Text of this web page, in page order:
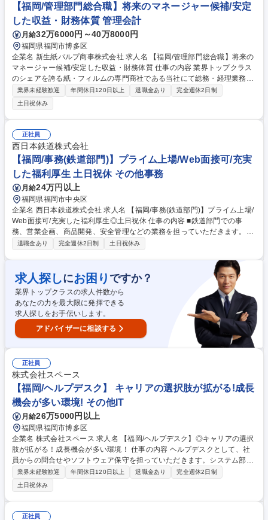
【福岡/管理部門総合職】将来のマネージャー候補/安定
した収益・財務体質 管理会計
月給32万6000円～40万8000円
福岡県福岡市博多区
企業名 新生紙パルプ商事株式会社 求人名 【福岡/管理部門総合職】将来の
マネージャー候補/安定した収益・財務体質 仕事の内容 業界トップクラス
のシェアを誇る紙・フィルムの専門商社である当社にて総務・経理業務中
心に管理部門全般の業務をお任せします。 【業務詳細】当社にて、将来の
幹部候補として総務・経理業務を中心に管理部門全般の業務お任せしま
す。 ・諸資料作成 ・新卒採用やキャリア採用等人事業務 ・総務業務・予
実管理 ・預金管理 ・月次/四半期/年次決算業務・売掛金/買掛金管理 ・与
信管理 ・その他管理部門の業務 など 募集職種 【福岡/管理部門総合職】将
来のマネージャー候補/安定した収益・財務体質
業界未経験歓迎 年間休日120日以上 退職金あり
完全週休2日制
土日祝休み
正社員
西日本鉄道株式会社
【福岡/事務(鉄道部門)】プライム上場/Web面接可/充実
した福利厚生 土日祝休 その他事務
月給24万円以上
福岡県福岡市中央区
企業名 西日本鉄道株式会社 求人名 【福岡/事務(鉄道部門)】プライム上場/
Web面接可/充実した福利厚生◎土日祝休 仕事の内容 ■鉄道部門での事
務、営業企画、商品開発、安全管理などの業務を担っていただきます。
【具体的には】 ■鉄道事業運営のための事業計画の策定や収益強化に繋が
いただきます。※これまでのご経験や適性に合わせてお任せする業務が異
なります 募集職種 【福岡/事務(鉄道部門)】プライム上場/Web面接可/充実
した福利厚生◎土日祝休
退職金あり 完全週休2日制 土日祝休み
求人探しにお困り ですか？
業界トップクラスの求人件数から
あなたの力を最大限に発揮できる
求人探しをお手伝いします。
アドバイザーに相談する
正社員
株式会社スペース
【福岡/ヘルプデスク】 キャリアの選択肢が拡がる!成長
機会が多い環境! その他IT
月給26万5000円以上
福岡県福岡市博多区
企業名 株式会社スペース 求人名 【福岡/ヘルプデスク】◎キャリアの選択
肢が拡がる！成長機会が多い環境！ 仕事の内容 ヘルプデスクとして、社
員からの問合せやソフトウェア保守を担っていただきます。システム部門
の専門性強化を図っており、将来的にはチーフとして活躍していただくこ
とを期待しております。 【具体的には】・社員からの問合せ ・端末のセ
ットアップ、及びメンテナンス ・基幹システムやSaaSの不具合対応 ・入
社や異動、退職時の権限設定（部署や社員の役割によって、利用可能なア
プリやツール、及び閲覧可能なフォルダの設定が異なるため） ・セキュリ
業界未経験歓迎 年間休日120日以上 退職金あり
完全週休2日制
土日祝休み
正社員